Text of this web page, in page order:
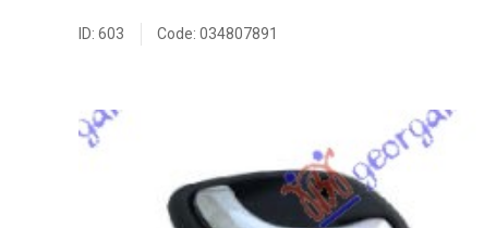
ID: 603 Code: 034807891